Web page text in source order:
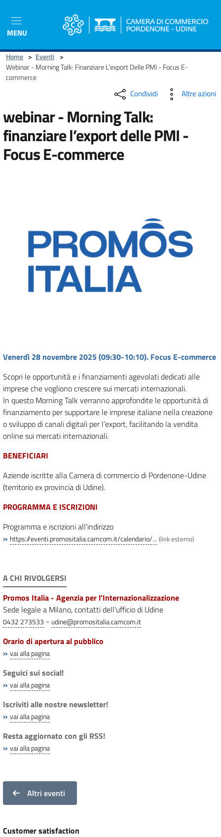
contenuto
MENU
Home > Eventi >
Webinar - Morning Talk: Finanziare L’export Delle PMI - Focus E-
commerce
Condividi Altre azioni
webinar - Morning Talk:
finanziare l’export delle PMI -
Focus E-commerce
Venerdì 28 novembre 2025 (09:30-10:10). Focus E-commerce
Scopri le opportunità e i finanziamenti agevolati dedicati alle
imprese che vogliono crescere sui mercati internazionali.
In questo Morning Talk verranno approfondite le opportunità di
finanziamento per supportare le imprese italiane nella creazione
o sviluppo di canali digitali per l’export, facilitando la vendita
online sui mercati internazionali.
BENEFICIARI
Aziende iscritte alla Camera di commercio di Pordenone-Udine
(territorio ex provincia di Udine).
PROGRAMMA E ISCRIZIONI
Programma e iscrizioni all'indirizzo
» https://eventi.promositalia.camcom.it/calendario/... (link esterno)
A CHI RIVOLGERSI
Promos Italia - Agenzia per l'Internazionalizzazione
Sede legale a Milano, contatti dell'ufficio di Udine
0432 273533 - udine@promositalia.camcom.it
Orario di apertura al pubblico
» vai alla pagina
Seguici sui social!
» vai alla pagina
Iscriviti alle nostre newsletter!
» vai alla pagina
Resta aggiornato con gli RSS!
» vai alla pagina
Altri eventi
Customer satisfaction